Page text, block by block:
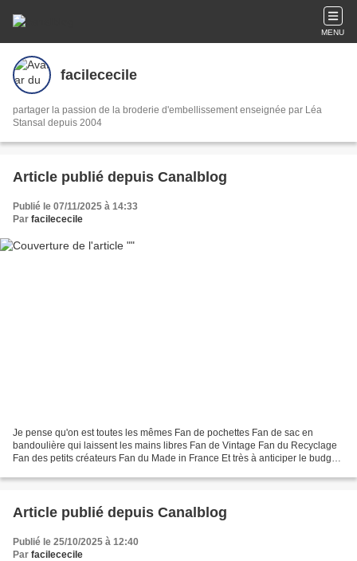
MENU
facilececile
partager la passion de la broderie d'embellissement enseignée par Léa
Stansal depuis 2004
Article publié depuis Canalblog
Publié le 07/11/2025 à 14:33
Par facilececile
Je pense qu'on est toutes les mêmes Fan de pochettes Fan de sac en
bandoulière qui laissent les mains libres Fan de Vintage Fan du Recyclage
Fan des petits créateurs Fan du Made in France Et très à anticiper le budget
Article publié depuis Canalblog
Publié le 25/10/2025 à 12:40
Par facilececile